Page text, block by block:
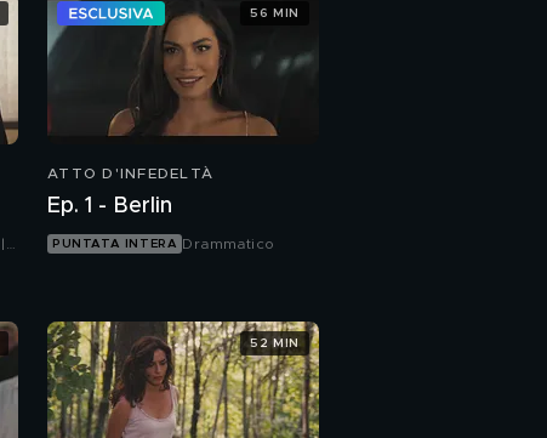
ATTO D'INFEDELTÀ
Ep. 1 - Berlin
PUNTATA INTERA Drammatico
56 MIN
52 MIN